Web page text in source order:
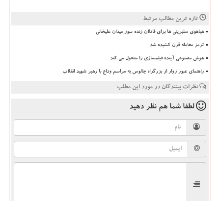
تازه ترین مطالب مرتبط
هیاهوی سلبریتی ها برای قاتلان زنده سوز میدان علیخانی
ترمز معامله قرن کشیده شد
هوش مصنوعی آینده فیلمسازی را متحول می کند
راهنمای عبور زوار از بزرگراه چالوس به مراسم وداع با رهبر شهید انقلاب
نظرات بینندگان در مورد این مطلب
لطفا شما هم نظر دهید